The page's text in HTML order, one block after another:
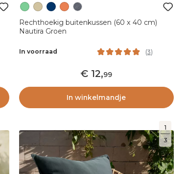
1
3
Rechthoekig buitenkussen (60 x 40 cm)
Nautira Groen
In voorraad (3)
12,99
In winkelmandje